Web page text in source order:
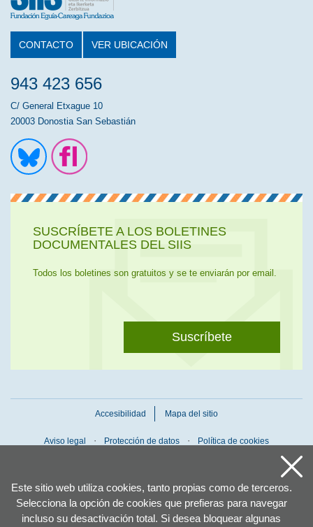
Este sitio web utiliza cookies, tanto propias como de terceros.
Selecciona la opción de cookies que prefieras para navegar
incluso su desactivación total. Si desea bloquear algunas
CONTACTO VER UBICACIÓN
943 423 656
C/ General Etxague 10
20003 Donostia San Sebastián
SUSCRÍBETE A LOS BOLETINES
DOCUMENTALES DEL SIIS
Todos los boletines son gratuitos y se te enviarán por email.
Suscríbete
Accesibilidad Mapa del sitio
Aviso legal Protección de datos Política de cookies